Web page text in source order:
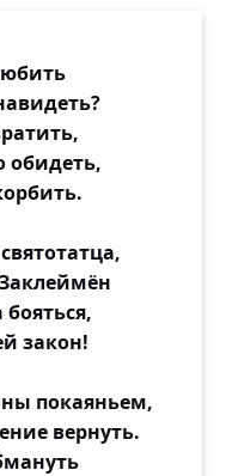
обидеть,
закон!
покаяньем,
вернуть.